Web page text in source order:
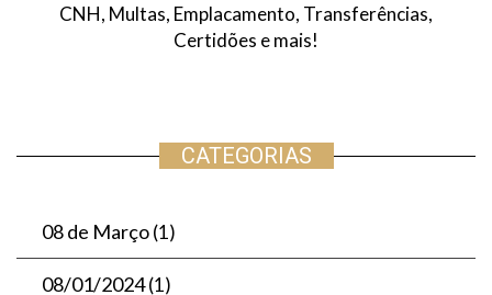
CNH, Multas, Emplacamento, Transferências,
Certidões e mais!
CATEGORIAS
08 de Março(1)
08/01/2024(1)